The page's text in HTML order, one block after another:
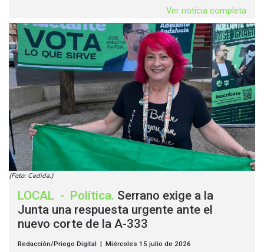
Ver noticia completa
(Foto: Cedida.)
LOCAL - Política. Serrano exige a la
Junta una respuesta urgente ante el
nuevo corte de la A-333
Redacción/Priego Digital | Miércoles 15 julio de 2026